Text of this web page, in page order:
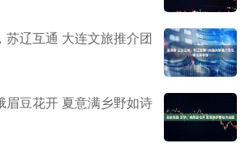
苏辽互通 大连文旅推介团
眉豆花开 夏意满乡野如诗